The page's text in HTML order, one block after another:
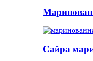
Сайра